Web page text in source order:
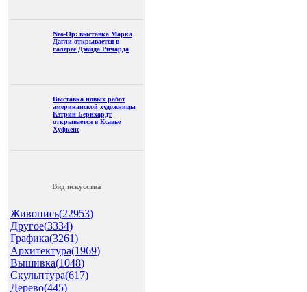
Neo-Op: выставка Марка
Дагли открывается в
галерее Дэвида Ричарда
Выставка новых работ
американской художницы
Кэтрин Бернхардт
открывается в Ксавье
Хуфкенс
Вид искусства
Живопись(22953)
Другое(3334)
Графика(3261)
Архитектура(1969)
Вышивка(1048)
Скульптура(617)
Дерево(445)